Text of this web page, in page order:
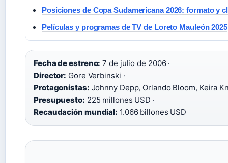
Posiciones de Copa Sudamericana 2026: formato y
Películas y programas de TV de Loreto Mauleón 2025
Fecha de estreno: 7 de julio de 2006 ·
Director: Gore Verbinski ·
Protagonistas: Johnny Depp, Orlando Bloom, Keira
Presupuesto: 225 millones USD ·
Recaudación mundial: 1.066 billones USD